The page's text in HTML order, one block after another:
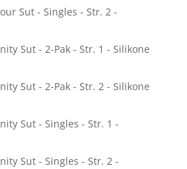
Sut - Singles - Str. 2 -
Sut - 2-Pak - Str. 1 - Silikone
Sut - 2-Pak - Str. 2 - Silikone
Sut - Singles - Str. 1 -
Sut - Singles - Str. 2 -